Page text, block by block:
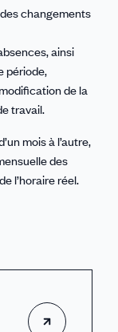
changements
ainsi
période,
de la
travail.
mois à l’autre,
des
l’horaire réel.